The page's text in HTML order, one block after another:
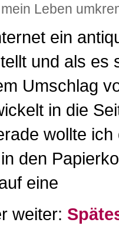
Leben
ein
und als es
Umschlag
in die
wollte ich
den
eine
weiter: